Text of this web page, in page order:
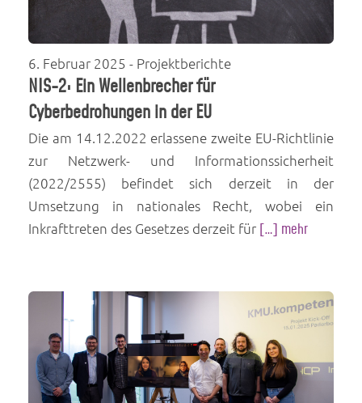
6. Februar 2025 - Projektberichte
NIS-2: Ein Wellenbrecher für
Cyberbedrohungen in der EU
Die am 14.12.2022 erlassene zweite EU-Richtlinie
zur Netzwerk- und Informationssicherheit
(2022/2555) befindet sich derzeit in der
Umsetzung in nationales Recht, wobei ein
Inkrafttreten des Gesetzes derzeit für[…] mehr